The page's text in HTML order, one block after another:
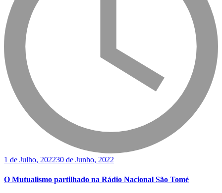
1 de Julho, 202230 de Junho, 2022
O Mutualismo partilhado na Rádio Nacional São Tomé